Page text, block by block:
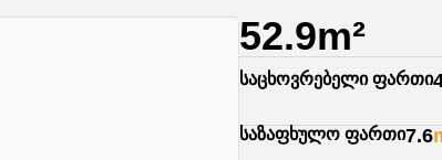
52.9m²
საცხოვრებელი ფართი
საზაფხულო ფართი7.6